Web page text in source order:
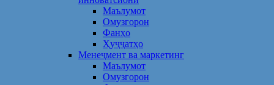
Маълумот
Омузгорон
Фанҳо
Ҳуҷҷатҳо
Менеҷмент ва маркетинг
Маълумот
Омузгорон